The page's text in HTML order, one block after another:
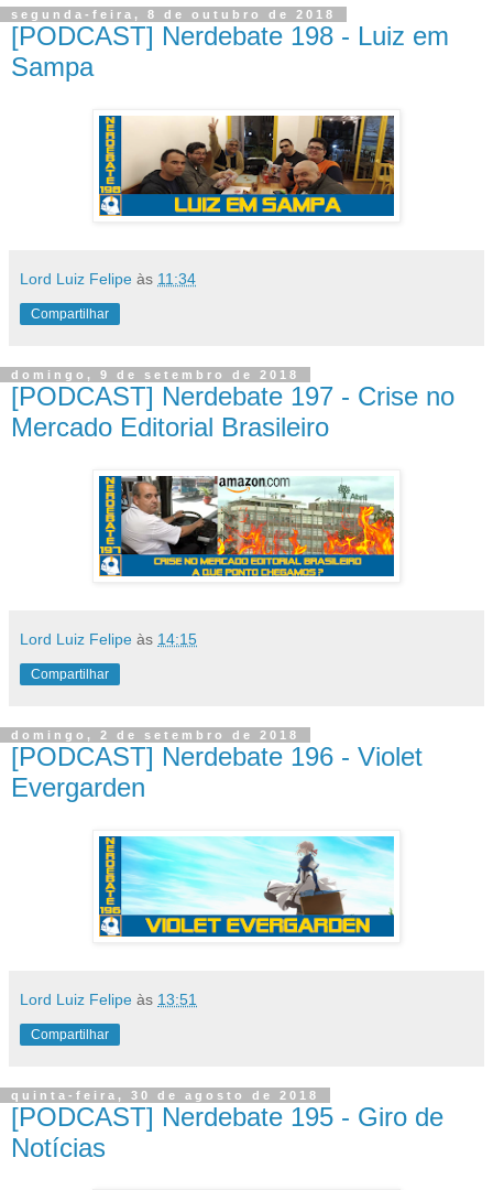
segunda-feira, 8 de outubro de 2018
[PODCAST] Nerdebate 198 - Luiz em
Sampa
Lord Luiz Felipe às 11:34
Compartilhar
domingo, 9 de setembro de 2018
[PODCAST] Nerdebate 197 - Crise no
Mercado Editorial Brasileiro
Lord Luiz Felipe às 14:15
Compartilhar
domingo, 2 de setembro de 2018
[PODCAST] Nerdebate 196 - Violet
Evergarden
Lord Luiz Felipe às 13:51
Compartilhar
quinta-feira, 30 de agosto de 2018
[PODCAST] Nerdebate 195 - Giro de
Notícias